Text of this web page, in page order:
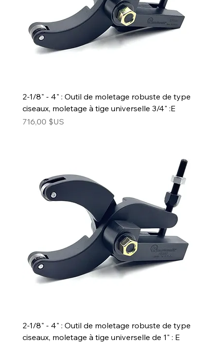
2-1/8" - 4" : Outil de moletage robuste de type
ciseaux, moletage à tige universelle 3/4" :E
Prix
716,00 $US
2-1/8" - 4" : Outil de moletage robuste de type
ciseaux, moletage à tige universelle de 1" : E